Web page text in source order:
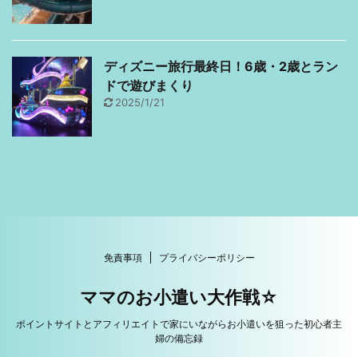
ディズニー旅行最終日！6歳・2歳とラン
ドで遊びまくり
2025/1/21
免責事項 プライバシーポリシー
ママのお小遣い大作戦☆
ポイントサイトとアフィリエイトで家にいながらお小遣いを狙った初心者主
婦の備忘録